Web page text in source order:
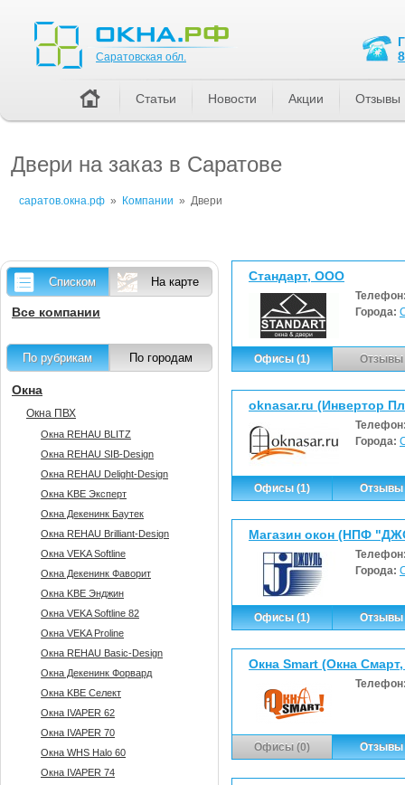
Двери на заказ в Саратове
саратов.окна.рф » Компании » Двери
Стандарт, ООО
Города:
Офисы (1) Отзывы
oknasar.ru (Инвертор
Города:
Офисы (1) Отзывы
Магазин окон (НПФ
Города:
Офисы (1) Отзывы
Окна Smart (Окна
Офисы (0) Отзывы
Списком На карте
Все компании
По рубрикам По городам
Окна
Окна ПВХ
Окна REHAU BLITZ
Окна REHAU SIB-Design
Окна REHAU Delight-Design
Окна KBE Эксперт
Окна Декенинк Баутек
Окна REHAU Brilliant-Design
Окна VEKA Softline
Окна Декенинк Фаворит
Окна KBE Энджин
Окна VEKA Softline 82
Окна VEKA Proline
Окна REHAU Basic-Design
Окна Декенинк Форвард
Окна KBE Селект
Окна IVAPER 62
Окна IVAPER 70
Окна WHS Halo 60
Окна IVAPER 74
Саратовская обл.
Статьи Новости Акции Отзывы